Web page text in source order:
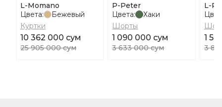
L-Momano
Цвета:
Бежевый
Куртки
10 362 000 сум
25 905 000 сум
P-Peter
Цвета:
Хаки
Шорты
1 090 000 сум
3 633 000 сум
L-
1
3